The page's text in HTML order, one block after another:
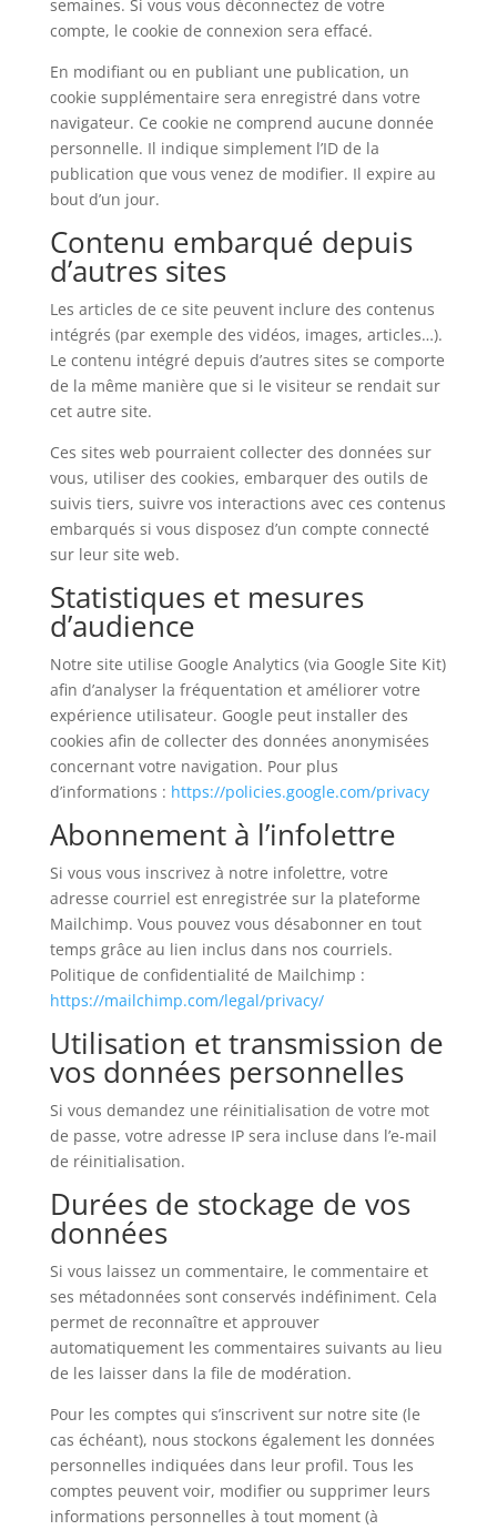
semaines. Si vous vous déconnectez de votre
compte, le cookie de connexion sera effacé.
En modifiant ou en publiant une publication, un
cookie supplémentaire sera enregistré dans votre
navigateur. Ce cookie ne comprend aucune donnée
personnelle. Il indique simplement l’ID de la
publication que vous venez de modifier. Il expire au
bout d’un jour.
Contenu embarqué depuis
d’autres sites
Les articles de ce site peuvent inclure des contenus
intégrés (par exemple des vidéos, images, articles…).
Le contenu intégré depuis d’autres sites se comporte
de la même manière que si le visiteur se rendait sur
cet autre site.
Ces sites web pourraient collecter des données sur
vous, utiliser des cookies, embarquer des outils de
suivis tiers, suivre vos interactions avec ces contenus
embarqués si vous disposez d’un compte connecté
sur leur site web.
Statistiques et mesures
d’audience
Notre site utilise Google Analytics (via Google Site Kit)
afin d’analyser la fréquentation et améliorer votre
expérience utilisateur. Google peut installer des
cookies afin de collecter des données anonymisées
concernant votre navigation. Pour plus
d’informations : https://policies.google.com/privacy
Abonnement à l’infolettre
Si vous vous inscrivez à notre infolettre, votre
adresse courriel est enregistrée sur la plateforme
Mailchimp. Vous pouvez vous désabonner en tout
temps grâce au lien inclus dans nos courriels.
Politique de confidentialité de Mailchimp :
https://mailchimp.com/legal/privacy/
Utilisation et transmission de
vos données personnelles
Si vous demandez une réinitialisation de votre mot
de passe, votre adresse IP sera incluse dans l’e-mail
de réinitialisation.
Durées de stockage de vos
données
Si vous laissez un commentaire, le commentaire et
ses métadonnées sont conservés indéfiniment. Cela
permet de reconnaître et approuver
automatiquement les commentaires suivants au lieu
de les laisser dans la file de modération.
Pour les comptes qui s’inscrivent sur notre site (le
cas échéant), nous stockons également les données
personnelles indiquées dans leur profil. Tous les
comptes peuvent voir, modifier ou supprimer leurs
informations personnelles à tout moment (à